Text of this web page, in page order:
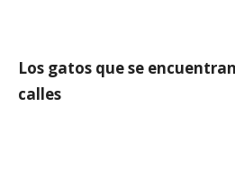
Los gatos que se
calles